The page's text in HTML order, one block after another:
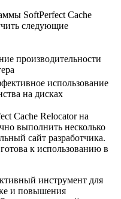
SoftPerfect Cache
следующие
производительности
использование
на дисках
Cache Relocator на
выполнить несколько
сайт разработчика.
к использованию в
инструмент для
и повышения